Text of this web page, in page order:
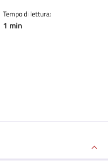
Tempo di lettura:
1 min